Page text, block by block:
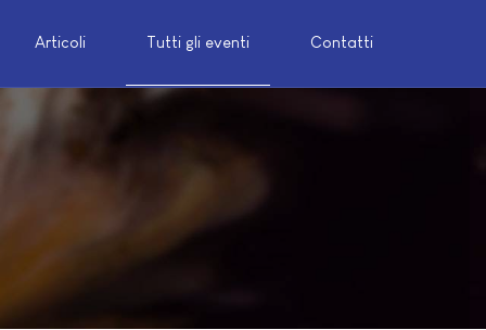
Articoli Tutti gli eventi Contatti